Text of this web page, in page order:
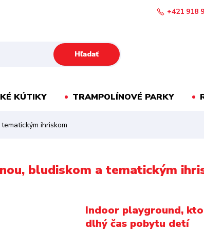
Hľadať
+421 918
KÚTIKY TRAMPOLÍNOVÉ PARKY
ihriskom
bludiskom a tematickým
Indoor playground,
dlhý čas pobytu detí